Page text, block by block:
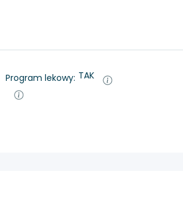
Program lekowy: TAK